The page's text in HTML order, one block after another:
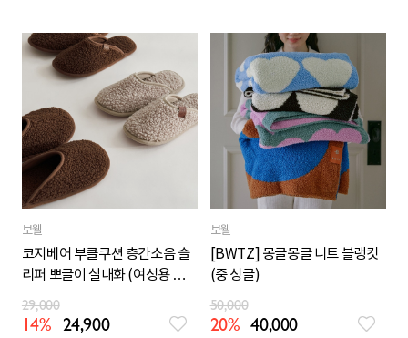
보웰
코지베어 부클쿠션 층간소음 슬
리퍼 뽀글이 실내화 (여성용 남성
용빅사이즈)
29,000
14% 24,900
보웰
[BWTZ] 몽글몽글 니트 블랭킷
(중 싱글)
50,000
20% 40,000